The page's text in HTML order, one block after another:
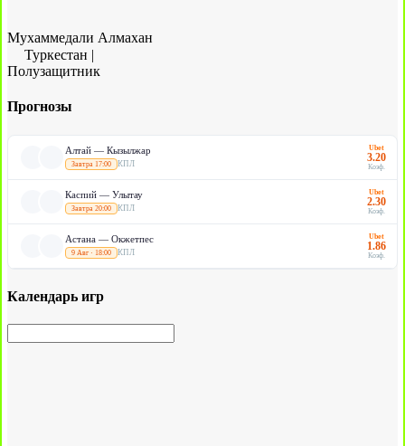
Мухаммедали Алмахан
Туркестан |
Полузащитник
Прогнозы
Алтай — Кызылжар
Завтра 17:00 КПЛ
Ubet
3.20
Коэф.
Каспий — Улытау
Завтра 20:00 КПЛ
Ubet
2.30
Коэф.
Астана — Окжетпес
9 Авг · 18:00 КПЛ
Ubet
1.86
Коэф.
Календарь игр